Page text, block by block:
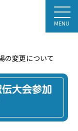
の変更について
大会参加